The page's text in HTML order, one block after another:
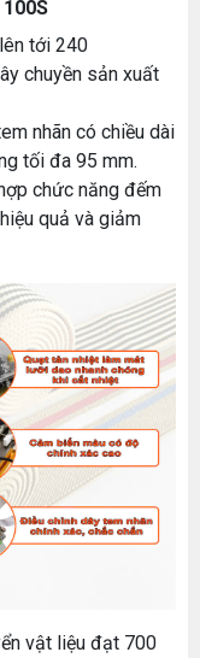
tới 240
chuyền sản xuất
nhãn có chiều dài
tối đa 95 mm.
chức năng đếm
quả và giảm
vật liệu đạt 700